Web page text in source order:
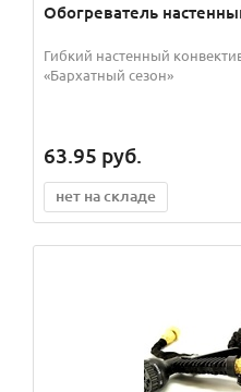
Обогреватель
Гибкий настенный
«Бархатный сезон»
63.95 руб.
нет на складе